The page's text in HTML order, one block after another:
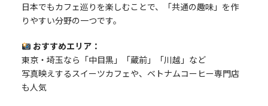
日本でもカフェ巡りを楽しむことで、「共通の趣味」を作
りやすい分野の一つです。
おすすめエリア：
東京・埼玉なら「中目黒」「蔵前」「川越」など
写真映えするスイーツカフェや、ベトナムコーヒー専門店
も人気